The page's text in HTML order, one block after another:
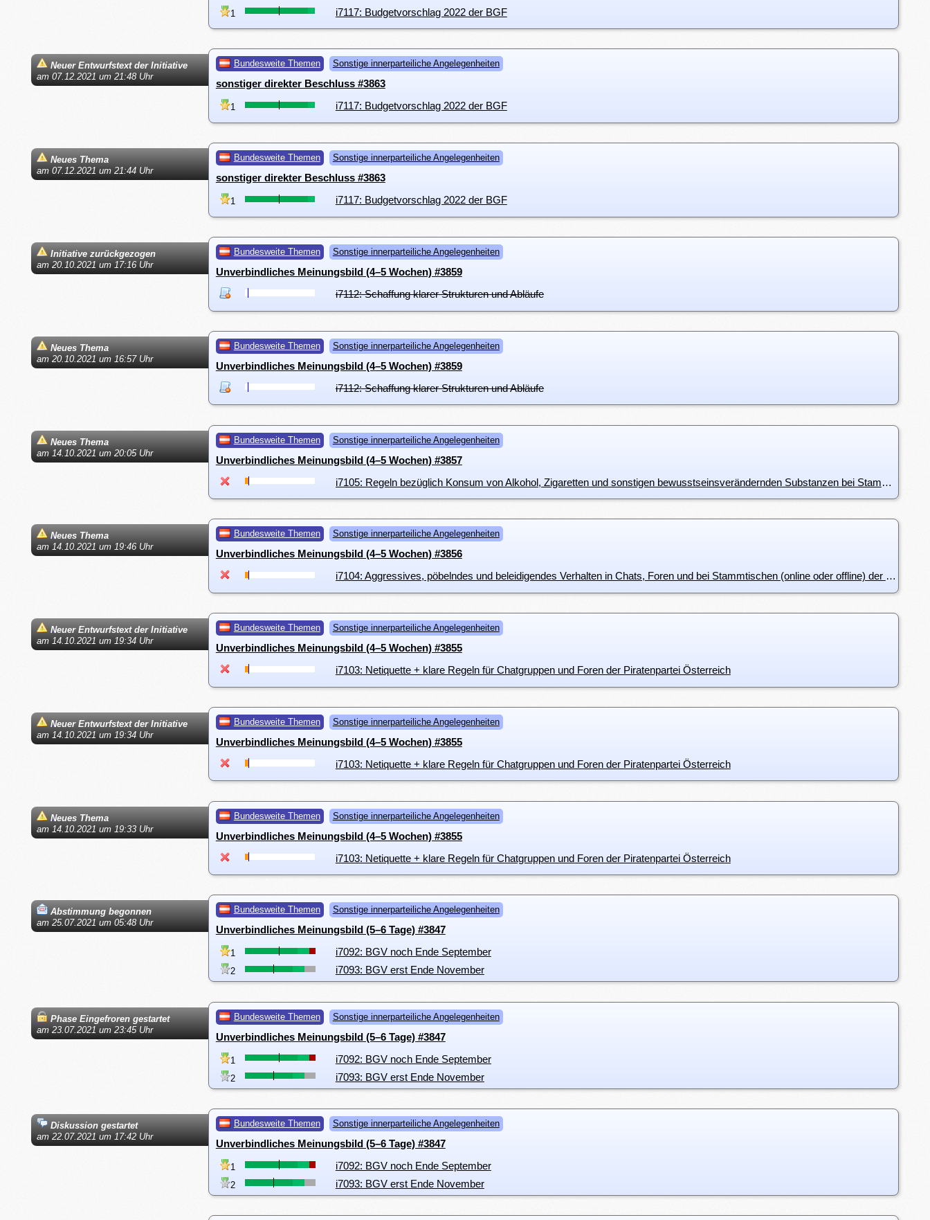
1 i7117: Budgetvorschlag 2022 der BGF
Neuer Entwurfstext der Initiative
am 07.12.2021 um 21:48 Uhr
Bundesweite Themen Sonstige innerparteiliche Angelegenheiten
sonstiger direkter Beschluss #3863
1 i7117: Budgetvorschlag 2022 der BGF
Neues Thema
am 07.12.2021 um 21:44 Uhr
Bundesweite Themen Sonstige innerparteiliche Angelegenheiten
sonstiger direkter Beschluss #3863
1 i7117: Budgetvorschlag 2022 der BGF
Initiative zurückgezogen
am 20.10.2021 um 17:16 Uhr
Bundesweite Themen Sonstige innerparteiliche Angelegenheiten
Unverbindliches Meinungsbild (4–5 Wochen) #3859
i7112: Schaffung klarer Strukturen und Abläufe
Neues Thema
am 20.10.2021 um 16:57 Uhr
Bundesweite Themen Sonstige innerparteiliche Angelegenheiten
Unverbindliches Meinungsbild (4–5 Wochen) #3859
i7112: Schaffung klarer Strukturen und Abläufe
Neues Thema
am 14.10.2021 um 20:05 Uhr
Bundesweite Themen Sonstige innerparteiliche Angelegenheiten
Unverbindliches Meinungsbild (4–5 Wochen) #3857
i7105: Regeln bezüglich Konsum von Alkohol, Zigaretten und sonstigen bewusstseinsverändernden Substanzen bei Stammtischen (online oder offline), Treffen und Aktionen der Piratenpartei Österreichs
Neues Thema
am 14.10.2021 um 19:46 Uhr
Bundesweite Themen Sonstige innerparteiliche Angelegenheiten
Unverbindliches Meinungsbild (4–5 Wochen) #3856
i7104: Aggressives, pöbelndes und beleidigendes Verhalten in Chats, Foren und bei Stammtischen (online oder offline) der Piratenpartei Österreich
Neuer Entwurfstext der Initiative
am 14.10.2021 um 19:34 Uhr
Bundesweite Themen Sonstige innerparteiliche Angelegenheiten
Unverbindliches Meinungsbild (4–5 Wochen) #3855
i7103: Netiquette + klare Regeln für Chatgruppen und Foren der Piratenpartei Österreich
Neuer Entwurfstext der Initiative
am 14.10.2021 um 19:34 Uhr
Bundesweite Themen Sonstige innerparteiliche Angelegenheiten
Unverbindliches Meinungsbild (4–5 Wochen) #3855
i7103: Netiquette + klare Regeln für Chatgruppen und Foren der Piratenpartei Österreich
Neues Thema
am 14.10.2021 um 19:33 Uhr
Bundesweite Themen Sonstige innerparteiliche Angelegenheiten
Unverbindliches Meinungsbild (4–5 Wochen) #3855
i7103: Netiquette + klare Regeln für Chatgruppen und Foren der Piratenpartei Österreich
Abstimmung begonnen
am 25.07.2021 um 05:48 Uhr
Bundesweite Themen Sonstige innerparteiliche Angelegenheiten
Unverbindliches Meinungsbild (5–6 Tage) #3847
1 i7092: BGV noch Ende September
2 i7093: BGV erst Ende November
Phase Eingefroren gestartet
am 23.07.2021 um 23:45 Uhr
Bundesweite Themen Sonstige innerparteiliche Angelegenheiten
Unverbindliches Meinungsbild (5–6 Tage) #3847
1 i7092: BGV noch Ende September
2 i7093: BGV erst Ende November
Diskussion gestartet
am 22.07.2021 um 17:42 Uhr
Bundesweite Themen Sonstige innerparteiliche Angelegenheiten
Unverbindliches Meinungsbild (5–6 Tage) #3847
1 i7092: BGV noch Ende September
2 i7093: BGV erst Ende November